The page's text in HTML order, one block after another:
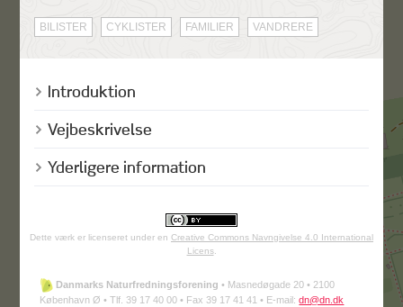
BILISTER CYKLISTER FAMILIER VANDRERE
Introduktion
Vejbeskrivelse
Yderligere information
Dette værk er licenseret under en Creative Commons Navngivelse 4.0 International
Licens.
Danmarks Naturfredningsforening • Masnedøgade 20 • 2100
København Ø • Tlf. 39 17 40 00 • Fax 39 17 41 41 • E-mail:dn@dn.dk